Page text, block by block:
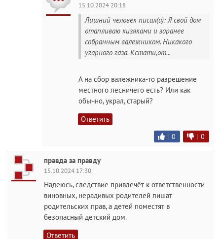
15.10.2024 20:18
Лишний человек писал(а): Я свой дом
отапливаю кизяками и заранее
собранным валежником. Никакого
угарного газа. Кстати,от...
А на сбор валежника-то разрешение
местного лесничего есть? Или как
обычно, украл, старый?
Ответить
| 0 | 0
правда за правду
15.10.2024 17:30
Надеюсь, следствие привлечёт к ответственности
виновных, нерадивых родителей лишат
родительских прав, а детей поместят в
безопасный детский дом.
Ответить